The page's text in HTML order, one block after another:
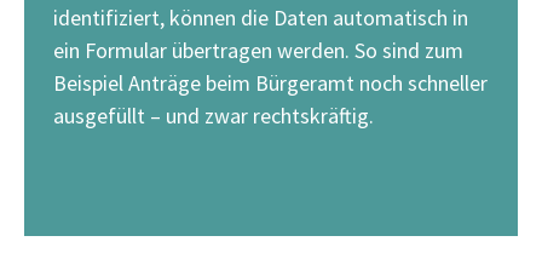
identifiziert, können die Daten automatisch in
ein Formular übertragen werden. So sind zum
Beispiel Anträge beim Bürgeramt noch schneller
ausgefüllt – und zwar rechtskräftig.